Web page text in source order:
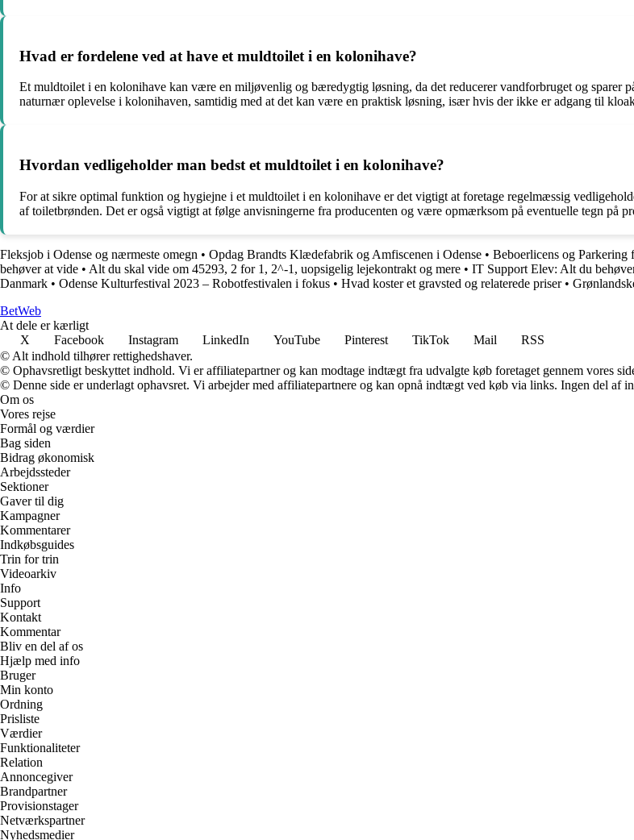
Hvad er fordelene ved at have et muldtoilet i en kolonihave?
Et muldtoilet i en kolonihave kan være en miljøvenlig og bæredygtig løsning, da det reducerer vandforbruget og sparer
naturnær oplevelse i kolonihaven, samtidig med at det kan være en praktisk løsning, især hvis der ikke er adgang til
Hvordan vedligeholder man bedst et muldtoilet i en kolonihave?
For at sikre optimal funktion og hygiejne i et muldtoilet i en kolonihave er det vigtigt at foretage regelmæssig
af toiletbrønden. Det er også vigtigt at følge anvisningerne fra producenten og være opmærksom på eventuelle tegn på
Fleksjob i Odense og nærmeste omegn • Opdag Brandts Klædefabrik og Amfiscenen i Odense • Beboerlicens og Parkering
behøver at vide • Alt du skal vide om 45293, 2 for 1, 2^-1, uopsigelig lejekontrakt og mere • IT Support Elev: Alt du
Danmark • Odense Kulturfestival 2023 – Robotfestivalen i fokus • Hvad koster et gravsted og relaterede priser•
BetWeb
At dele er kærligt
X
Facebook Instagram LinkedIn YouTube Pinterest TikTok Mail
RSS
© Alt indhold tilhører rettighedshaver.
© Ophavsretligt beskyttet indhold. Vi er affiliatepartner og kan modtage indtægt fra udvalgte køb foretaget gennem vores
© Denne side er underlagt ophavsret. Vi arbejder med affiliatepartnere og kan opnå indtægt ved køb via links. Ingen del af
Om os
Vores rejse
Formål og værdier
Bag siden
Bidrag økonomisk
Arbejdssteder
Sektioner
Gaver til dig
Kampagner
Kommentarer
Indkøbsguides
Trin for trin
Videoarkiv
Info
Support
Kontakt
Kommentar
Bliv en del af os
Hjælp med info
Bruger
Min konto
Ordning
Prisliste
Værdier
Funktionaliteter
Relation
Annoncegiver
Brandpartner
Provisionstager
Netværkspartner
Nyhedsmedier